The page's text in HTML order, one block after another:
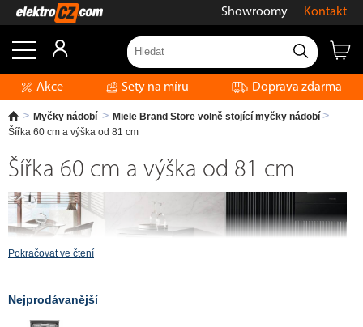
Showroomy Kontakt
Akce Sety na míru Doprava zdarma
Myčky nádobí
Miele Brand Store volně stojící myčky nádobí
Šířka 60 cm a výška od 81 cm
Šířka 60 cm a výška od 81 cm
Pokračovat ve čtení
Nejprodávanější